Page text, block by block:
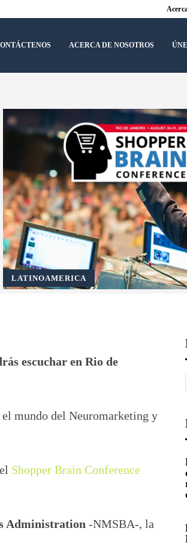
ACERCA DE NOSOTROS
LATINOAMERICA
escuchar en Rio de
el mundo del Neuromarketing y
Shopper Brain Conference
Administration -NMSBA-, la